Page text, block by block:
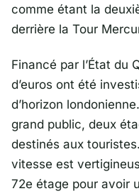
comme étant la
derrière la Tour
Financé par l’État du
d’euros ont été
d’horizon
grand public, deux
destinés aux
vitesse est
72e étage pour avoir